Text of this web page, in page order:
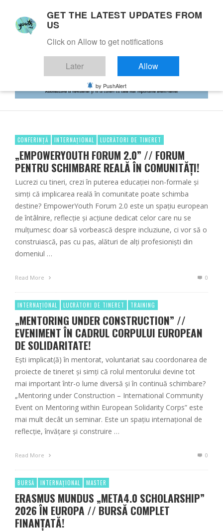
CONFERINȚĂ INTERNAȚIONAL LUCRĂTORI DE TINERET
„EMPOWERYOUTH FORUM 2.0” // FORUM
PENTRU SCHIMBARE REALĂ ÎN COMUNITĂȚI!
Lucrezi cu tineri, crezi în puterea educației non-formale și
simți că implicarea reală în comunitate poate schimba
destine? EmpowerYouth Forum 2.0 este un spațiu european
de întâlnire, reflecție și acțiune dedicat celor care nu se
mulțumesc doar să vorbească despre incluziune, ci vor să o
construiască, pas cu pas, alături de alți profesioniști din
domeniul …
Read More 0
INTERNAȚIONAL LUCRĂTORI DE TINERET TRAINING
„MENTORING UNDER CONSTRUCTION” //
EVENIMENT ÎN CADRUL CORPULUI EUROPEAN
DE SOLIDARITATE!
Ești implicat(ă) în mentorat, voluntariat sau coordonarea de
proiecte de tineret și simți că rolul mentorului devine tot
mai important într-o lume diversă și în continuă schimbare?
„Mentoring under Construction – International Community
Event on Mentoring within European Solidarity Corps” este
mai mult decât un seminar. Este un spațiu internațional de
reflecție, învățare și construire …
Read More 0
BURSĂ INTERNAȚIONAL MASTER
ERASMUS MUNDUS „META4.0 SCHOLARSHIP”
2026 ÎN EUROPA // BURSĂ COMPLET
FINANȚATĂ!
GET THE LATEST UPDATES FROM
US
Click on Allow to get notifications
Later Allow
by PushAlert